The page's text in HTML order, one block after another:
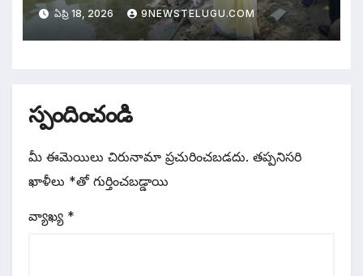
ఏప్రి 18, 2026 9NEWSTELUGU.COM
స్పందించండి
మీ ఈమెయిలు చిరునామా ప్రచురించబడదు. తప్పనిసరి
ఖాళీలు *‌తో గుర్తించబడ్డాయి
వ్యాఖ్య *